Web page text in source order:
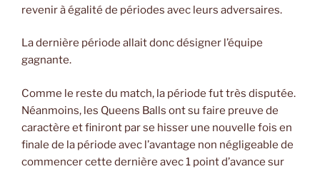
revenir à égalité de périodes avec leurs adversaires.
La dernière période allait donc désigner l’équipe
gagnante.
Comme le reste du match, la période fut très disputée.
Néanmoins, les Queens Balls ont su faire preuve de
caractère et finiront par se hisser une nouvelle fois en
finale de la période avec l’avantage non négligeable de
commencer cette dernière avec 1 point d’avance sur